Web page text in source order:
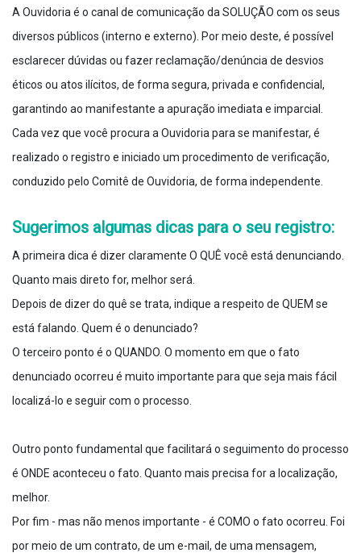
A Ouvidoria é o canal de comunicação da SOLUÇÃO com os seus
diversos públicos (interno e externo). Por meio deste, é possível
esclarecer dúvidas ou fazer reclamação/denúncia de desvios
éticos ou atos ilícitos, de forma segura, privada e confidencial,
garantindo ao manifestante a apuração imediata e imparcial.
Cada vez que você procura a Ouvidoria para se manifestar, é
realizado o registro e iniciado um procedimento de verificação,
conduzido pelo Comitê de Ouvidoria, de forma independente.
Sugerimos algumas dicas para o seu registro:
A primeira dica é dizer claramente O QUÊ você está denunciando.
Quanto mais direto for, melhor será.
Depois de dizer do quê se trata, indique a respeito de QUEM se
está falando. Quem é o denunciado?
O terceiro ponto é o QUANDO. O momento em que o fato
denunciado ocorreu é muito importante para que seja mais fácil
localizá-lo e seguir com o processo.
Outro ponto fundamental que facilitará o seguimento do processo
é ONDE aconteceu o fato. Quanto mais precisa for a localização,
melhor.
Por fim - mas não menos importante - é COMO o fato ocorreu. Foi
por meio de um contrato, de um e-mail, de uma mensagem,